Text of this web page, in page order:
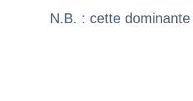
N.B. : cette